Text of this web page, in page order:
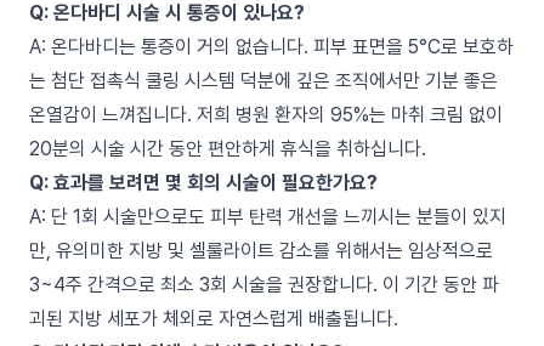
Q: 온다바디 시술 시 통증이 있나요?
A: 온다바디는 통증이 거의 없습니다. 피부 표면을 5°C로 보호하
는 첨단 접촉식 쿨링 시스템 덕분에 깊은 조직에서만 기분 좋은
온열감이 느껴집니다. 저희 병원 환자의 95%는 마취 크림 없이
20분의 시술 시간 동안 편안하게 휴식을 취하십니다.
Q: 효과를 보려면 몇 회의 시술이 필요한가요?
A: 단 1회 시술만으로도 피부 탄력 개선을 느끼시는 분들이 있지
만, 유의미한 지방 및 셀룰라이트 감소를 위해서는 임상적으로
3~4주 간격으로 최소 3회 시술을 권장합니다. 이 기간 동안 파
괴된 지방 세포가 체외로 자연스럽게 배출됩니다.